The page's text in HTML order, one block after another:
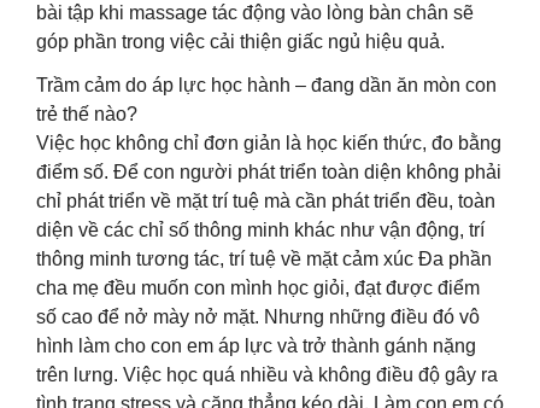
bài tập khi massage tác động vào lòng bàn chân sẽ
góp phần trong việc cải thiện giấc ngủ hiệu quả.
Trầm cảm do áp lực học hành – đang dần ăn mòn con
trẻ thế nào?
Việc học không chỉ đơn giản là học kiến thức, đo bằng
điểm số. Để con người phát triển toàn diện không phải
chỉ phát triển về mặt trí tuệ mà cần phát triển đều, toàn
diện về các chỉ số thông minh khác như vận động, trí
thông minh tương tác, trí tuệ về mặt cảm xúc Đa phần
cha mẹ đều muốn con mình học giỏi, đạt được điểm
số cao để nở mày nở mặt. Nhưng những điều đó vô
hình làm cho con em áp lực và trở thành gánh nặng
trên lưng. Việc học quá nhiều và không điều độ gây ra
tình trạng stress và căng thẳng kéo dài. Làm con em có